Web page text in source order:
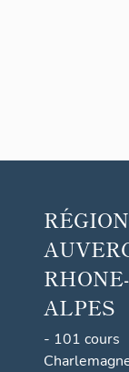
RÉGION
RHONE-
ALPES
- 101 cours